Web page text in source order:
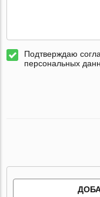
Подтверждаю
персональных